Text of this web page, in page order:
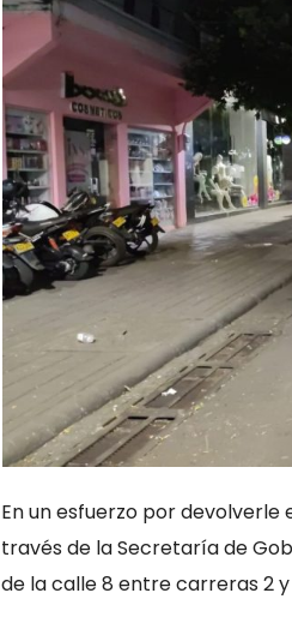
En un esfuerzo por devolverle
través de la Secretaría de
de la calle 8 entre carreras 2